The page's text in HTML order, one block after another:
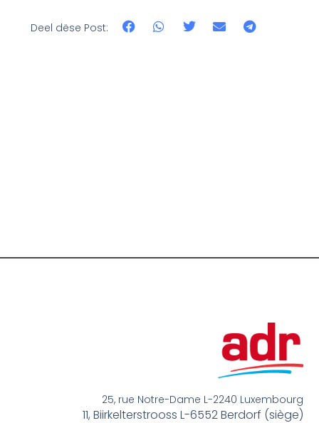
Deel dëse Post:
25, rue Notre-Dame L-2240 Luxembourg
11, Biirkelterstrooss L-6552 Berdorf (siège)